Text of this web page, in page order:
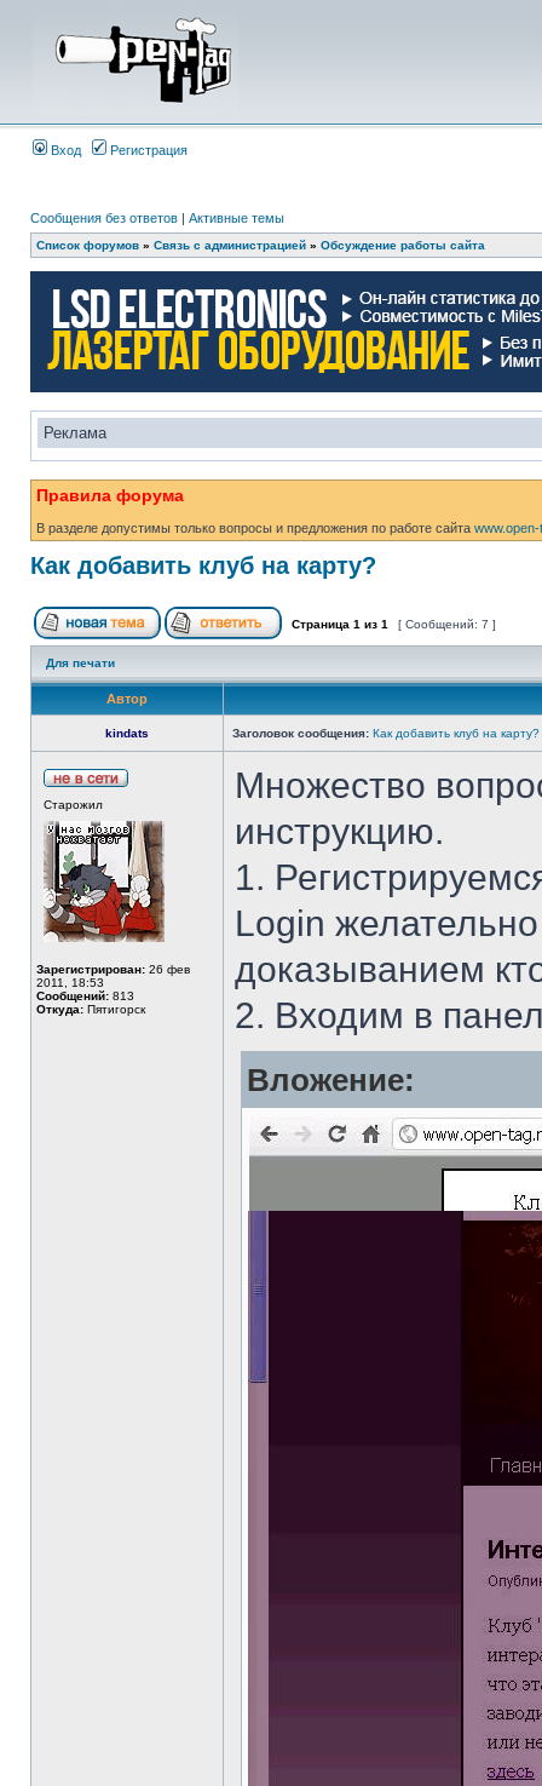
Вход Регистрация
Сообщения без ответов | Активные темы
Список форумов » Связь с администрацией » Обсуждение работы сайта
Реклама
Правила форума
В разделе допустимы только вопросы и предложения по работе сайта
Как добавить клуб на карту?
Страница 1 из 1 [ Сообщений: 7 ]
Для печати
Автор
kindats Заголовок сообщения: Как добавить клуб на карту?
Старожил
Зарегистрирован: 26 фев
2011, 18:53
Сообщений: 813
Откуда: Пятигорск
Множество
инструкцию.
1.
Login
доказыванием
2. Входим в
Вложение: